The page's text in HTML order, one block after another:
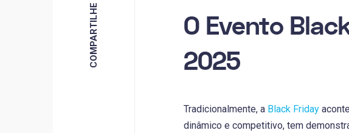
O Evento
2025
Tradicionalmente, a Black Friday
dinâmico e competitivo, tem